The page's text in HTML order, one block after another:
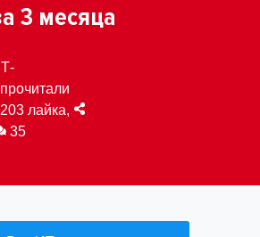
3 месяца
203 лайка,
35